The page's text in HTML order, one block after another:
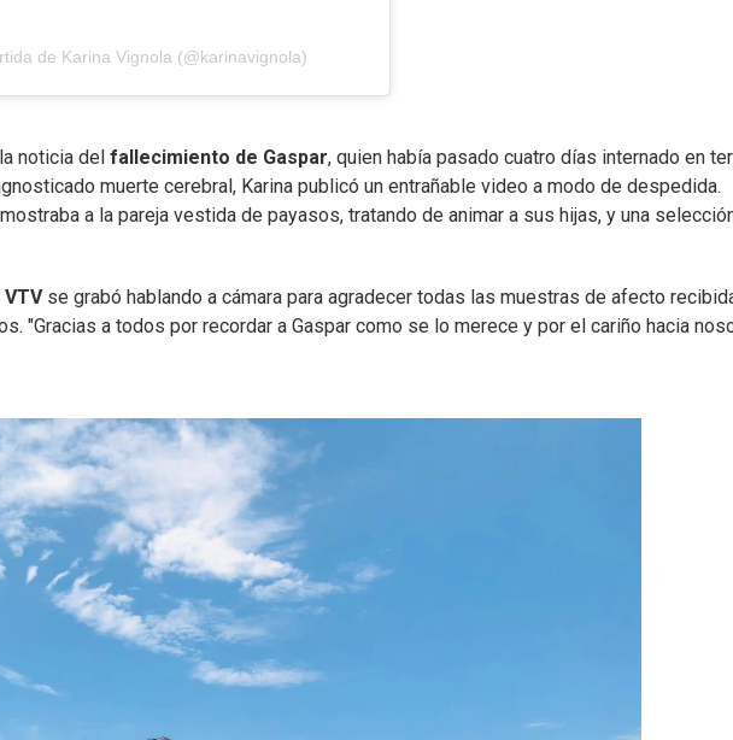
de Karina Vignola (@karinavignola)
noticia del fallecimiento de Gaspar, quien había pasado cuatro días internado en
muerte cerebral, Karina publicó un entrañable video a modo de despedida.
a la pareja vestida de payasos, tratando de animar a sus hijas, y una
VTVse grabó hablando a cámara para agradecer todas las muestras de afecto
"Gracias a todos por recordar a Gaspar como se lo merece y por el cariño hacia